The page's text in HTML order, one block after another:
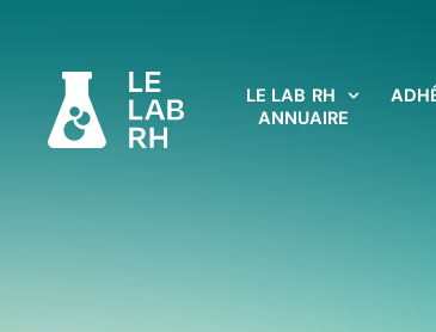
LE LAB RH
ANNUAIRE